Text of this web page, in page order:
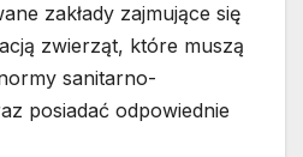
zakłady zajmujące się
zwierząt, które muszą
sanitarno-
posiadać odpowiednie